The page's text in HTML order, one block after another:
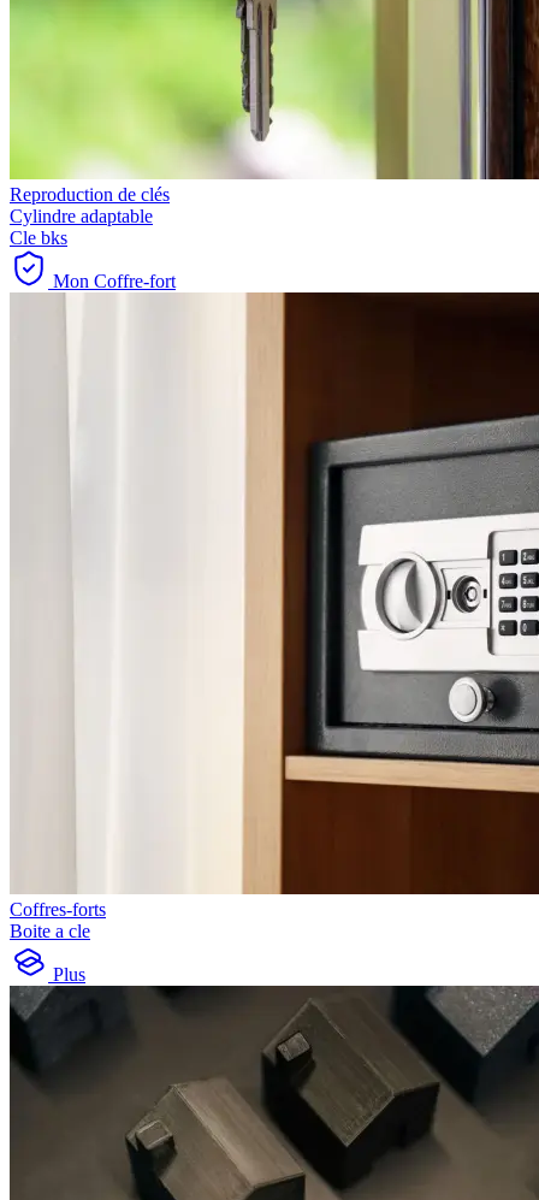
Reproduction de clés
Cylindre adaptable
Cle bks
Mon Coffre-fort
Coffres-forts
Boite a cle
Plus